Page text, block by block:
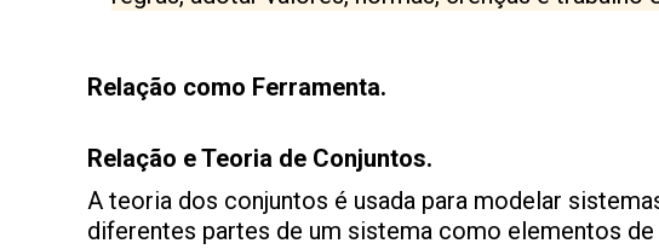
Relação como Ferramenta.
Relação e Teoria de Conjuntos.
A teoria dos conjuntos é usada para modelar
diferentes partes de um sistema como elementos